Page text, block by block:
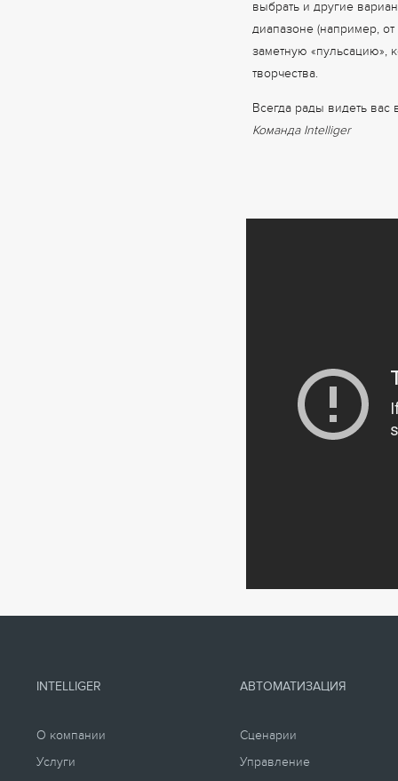
выбрать и другие
диапазоне (например,
заметную «пульсацию»,
творчества.
Всегда рады видеть вас
Команда Intelliger
INTELLIGER
О компании
Услуги
АВТОМАТИЗАЦИЯ
Сценарии
Управление